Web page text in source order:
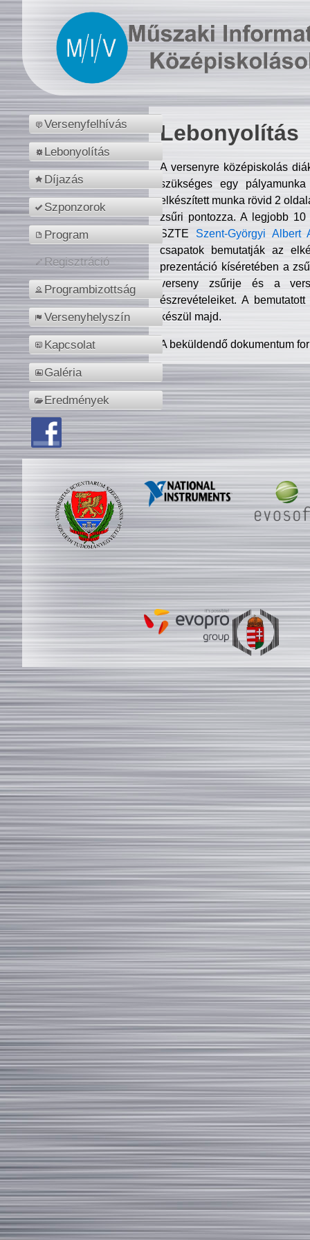
Versenyfelhívás
Lebonyolítás
Díjazás
Szponzorok
Program
Regisztráció
Programbizottság
Versenyhelyszín
Kapcsolat
Galéria
Eredmények
Lebonyolítás
A versenyre középiskolás
szükséges egy
elkészített munka rövid 2
zsűri pontozza. A legjobb
SZTE Szent-Györgyi Albert
csapatok bemutatják az
prezentáció kíséretében a
verseny zsűrije és a
észrevételeiket. A
készül majd.
A beküldendő dokumentum